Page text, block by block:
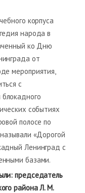
корпуса
народа в
ко Дню
от
мероприятия,
с
событиях
полосе по
«Дорогой
Ленинград с
базами.
председатель
района Л. М.